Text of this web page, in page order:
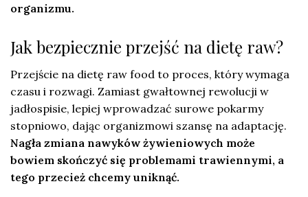
organizmu.
Jak bezpiecznie przejść na dietę raw?
Przejście na dietę raw food to proces, który wymaga
czasu i rozwagi. Zamiast gwałtownej rewolucji w
jadłospisie, lepiej wprowadzać surowe pokarmy
stopniowo, dając organizmowi szansę na adaptację.
Nagła zmiana nawyków żywieniowych może
bowiem skończyć się problemami trawiennymi, a
tego przecież chcemy uniknąć.